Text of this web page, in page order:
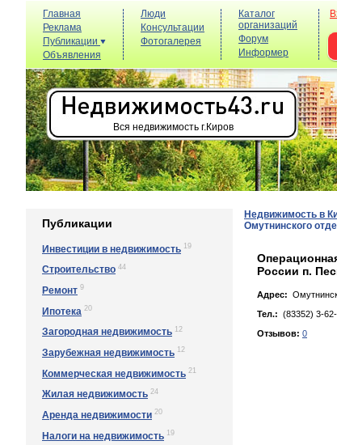
Главная
Реклама
Публикации
Объявления
Люди
Консультации
Фотогалерея
Каталог
организаций
Форум
Информер
Вся недвижимость г.Киров
Публикации
Инвестиции в недвижимость 19
Строительство 44
Ремонт 9
Ипотека 20
Загородная недвижимость 12
Зарубежная недвижимость 12
Коммерческая недвижимость 21
Жилая недвижимость 24
Аренда недвижимости 20
Налоги на недвижимость 19
Недвижимость в
Омутнинского
России п.
Адрес:
Тел.: (83352) 3-
Отзывов: 0